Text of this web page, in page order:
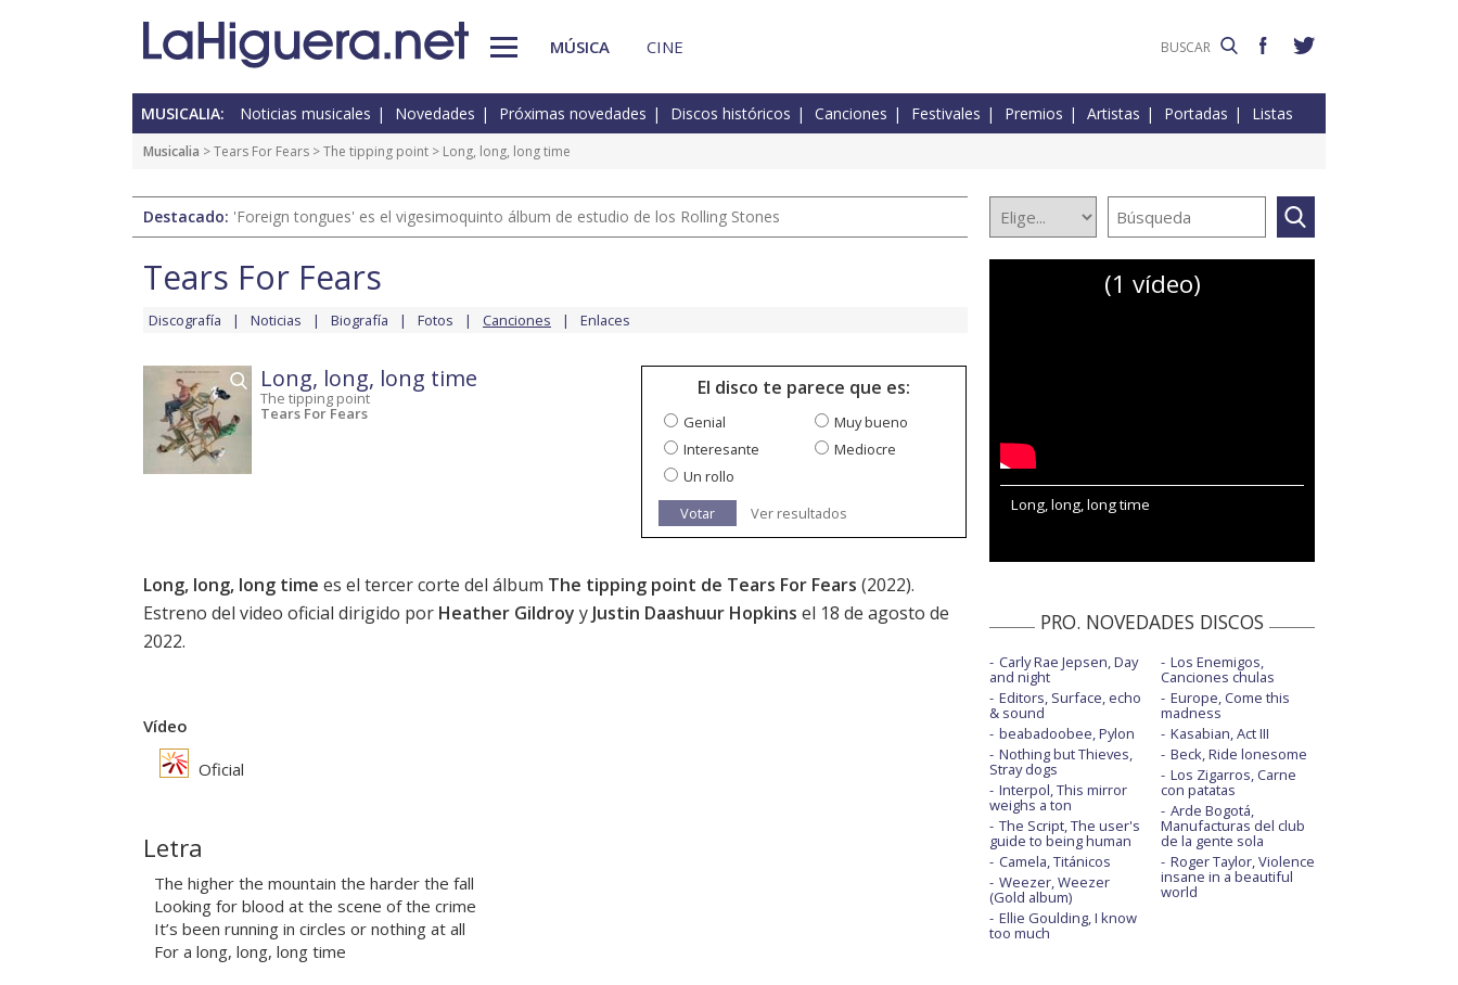
MÚSICA CINE
MUSICALIA: Noticias musicales Novedades Próximas novedades Discos históricos Canciones Festivales Premios Artistas Portadas Listas
Musicalia >Tears For Fears >The tipping point > Long, long, long time
Destacado: 'Foreign tongues' es el vigesimoquinto álbum de estudio de los Rolling Stones
Tears For Fears
Discografía Noticias Biografía Fotos Canciones Enlaces
Long, long, long time
The tipping point
Tears For Fears
El disco te parece que es:
Genial
Muy bueno
Interesante
Mediocre
Un rollo
Votar
Ver resultados
Long, long, long time es el tercer corte del álbum The tipping point de Tears For Fears (2022).
Estreno del video oficial dirigido por Heather Gildroy y Justin Daashuur Hopkins el 18 de agosto de
2022.
Vídeo
Oficial
Letra
The higher the mountain the harder the fall
Looking for blood at the scene of the crime
It’s been running in circles or nothing at all
For a long, long, long time
(1 vídeo)
Long, long, long time
PRO. NOVEDADES DISCOS
Carly Rae Jepsen, Day
and night
Editors, Surface, echo
& sound
beabadoobee, Pylon
Nothing but Thieves,
Stray dogs
Interpol, This mirror
weighs a ton
The Script, The user's
guide to being human
Camela, Titánicos
Weezer, Weezer
(Gold album)
Ellie Goulding, I know
too much
Los Enemigos,
Canciones chulas
Europe, Come this
madness
Kasabian, Act III
Beck, Ride lonesome
Los Zigarros, Carne
con patatas
Arde Bogotá,
Manufacturas del club
de la gente sola
Roger Taylor, Violence
insane in a beautiful
world